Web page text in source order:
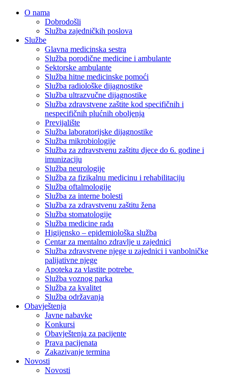
O nama
Dobrodošli
Služba zajedničkih poslova
Službe
Glavna medicinska sestra
Služba porodične medicine i ambulante
Sektorske ambulante
Služba hitne medicinske pomoći
Služba radiološke dijagnostike
Služba ultrazvučne dijagnostike
Služba zdravstvene zaštite kod specifičnih i
nespecifičnih plućnih oboljenja
Previjalište
Služba laboratorijske dijagnostike
Služba mikrobiologije
Služba za zdravstvenu zaštitu djece do 6. godine i
imunizaciju
Služba neurologije
Služba za fizikalnu medicinu i rehabilitaciju
Služba oftalmologije
Služba za interne bolesti
Služba za zdravstvenu zaštitu žena
Služba stomatologije
Služba medicine rada
Higijensko – epidemiološka služba
Centar za mentalno zdravlje u zajednici
Služba zdravstvene njege u zajednici i vanbolničke
palijativne njege
Apoteka za vlastite potrebe
Služba voznog parka
Služba za kvalitet
Služba održavanja
Obavještenja
Javne nabavke
Konkursi
Obavještenja za pacijente
Prava pacijenata
Zakazivanje termina
Novosti
Novosti